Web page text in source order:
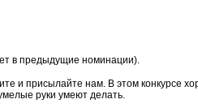
в предыдущие номинации).
и присылайте нам. В этом конкурсе
руки умеют делать.